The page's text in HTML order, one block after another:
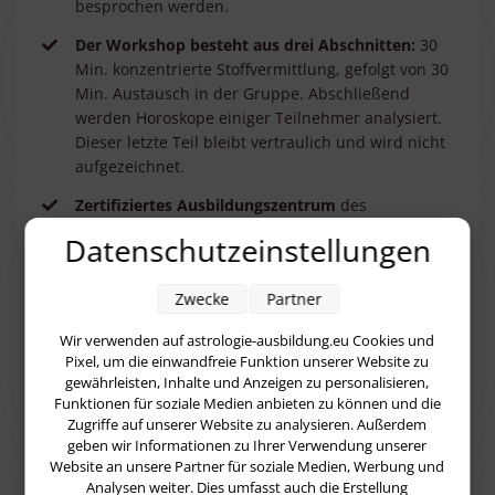
besprochen werden.
Der Workshop besteht aus drei Abschnitten: 30
Min. konzentrierte Stoffvermittlung, gefolgt von 30
Min. Austausch in der Gruppe. Abschließend
werden Horoskope einiger Teilnehmer analysiert.
Dieser letzte Teil bleibt vertraulich und wird nicht
aufgezeichnet.
Zertifiziertes Ausbildungszentrum des
Staatlich zugelassener Fernkurs
ich möchte nächstes Mal dabei sein
Datenschutzeinstellungen
Wir verwenden auf astrologie-ausbildung.eu Cookies und
Pixel, um die einwandfreie Funktion unserer Website zu
gewährleisten, Inhalte und Anzeigen zu personalisieren,
Funktionen für soziale Medien anbieten zu können und die
Zugriffe auf unserer Website zu analysieren. Außerdem
geben wir Informationen zu Ihrer Verwendung unserer
Website an unsere Partner für soziale Medien, Werbung und
Analysen weiter. Dies umfasst auch die Erstellung
Zwecke Partner